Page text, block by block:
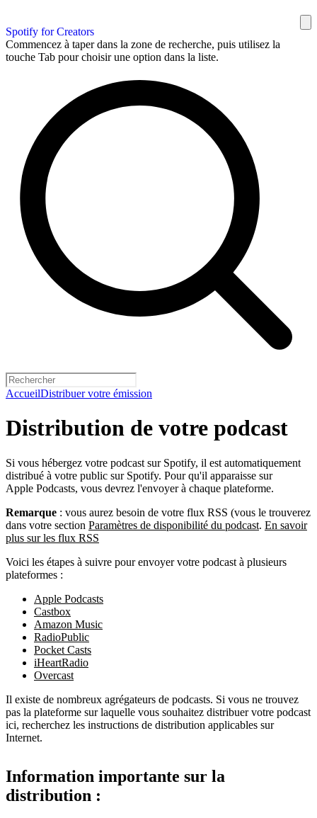
Spotify for Creators
Commencez à taper dans la zone de recherche, puis utilisez la
touche Tab pour choisir une option dans la liste.
AccueilDistribuer votre émission
Distribution de votre podcast
Si vous hébergez votre podcast sur Spotify, il est automatiquement
distribué à votre public sur Spotify. Pour qu'il apparaisse sur
Apple Podcasts, vous devrez l'envoyer à chaque plateforme.
Remarque : vous aurez besoin de votre flux RSS (vous le trouverez
dans votre section Paramètres de disponibilité du podcast. En savoir
plus sur les flux RSS
Voici les étapes à suivre pour envoyer votre podcast à plusieurs
plateformes :
Apple Podcasts
Castbox
Amazon Music
RadioPublic
Pocket Casts
iHeartRadio
Overcast
Il existe de nombreux agrégateurs de podcasts. Si vous ne trouvez
pas la plateforme sur laquelle vous souhaitez distribuer votre podcast
ici, recherchez les instructions de distribution applicables sur
Internet.
Information importante sur la
distribution :